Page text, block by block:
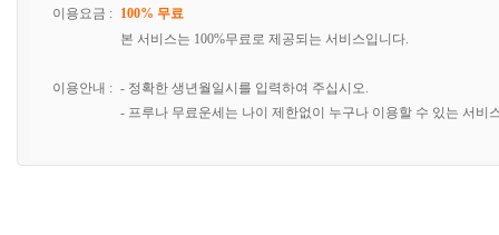
이용요금 :
100% 무료
본 서비스는 100%무료로 제공되는 서비스입니다.
이용안내 : - 정확한 생년월일시를 입력하여 주십시오.
- 프루나 무료운세는 나이 제한없이 누구나 이용할 수 있는 서비